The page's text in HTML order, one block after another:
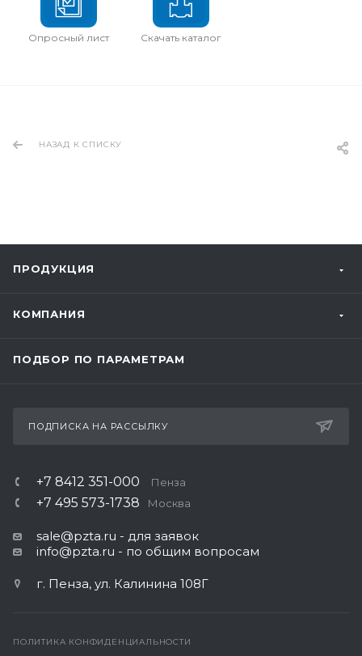
Опросный лист Скачать каталог
НАЗАД К СПИСКУ
ПРОДУКЦИЯ
КОМПАНИЯ
ПОДБОР ПО ПАРАМЕТРАМ
ПОДПИСКА НА РАССЫЛКУ
+7 8412 351-000 Пенза
+7 495 573-1738 Москва
sale@pzta.ru - для заявок
info@pzta.ru - по общим вопросам
г. Пенза, ул. Калинина 108Г
ПОЛИТИКА КОНФИДЕНЦИАЛЬНОСТИ